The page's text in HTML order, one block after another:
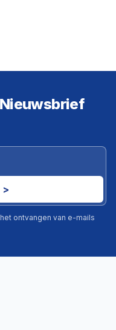
>
ontvangen van e-mails